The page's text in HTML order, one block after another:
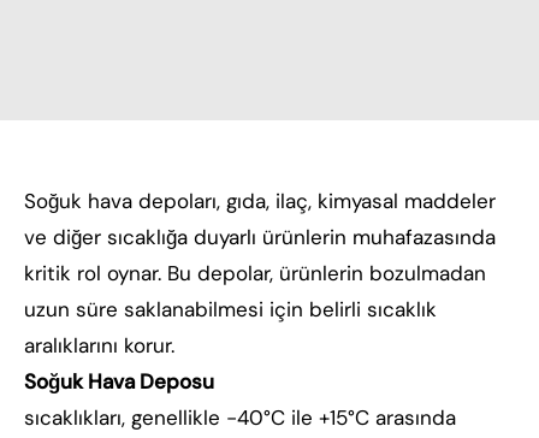
Soğuk hava depoları, gıda, ilaç, kimyasal maddeler
ve diğer sıcaklığa duyarlı ürünlerin muhafazasında
kritik rol oynar. Bu depolar, ürünlerin bozulmadan
uzun süre saklanabilmesi için belirli sıcaklık
aralıklarını korur.
Soğuk Hava Deposu
sıcaklıkları, genellikle -40°C ile +15°C arasında